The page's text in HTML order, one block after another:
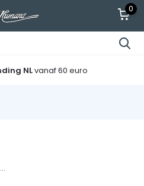
0
NLvanaf 60 euro